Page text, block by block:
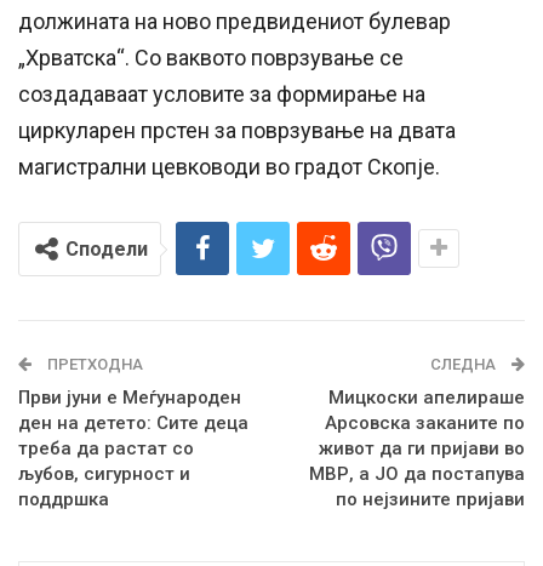
должината на ново предвидениот булевар
„Хрватска“. Со ваквото поврзување се
создадаваат условите за формирање на
циркуларен прстен за поврзување на двата
магистрални цевководи во градот Скопје.
Сподели
ПРЕТХОДНА
Први јуни е Меѓународен
ден на детето: Сите деца
треба да растат со
љубов, сигурност и
поддршка
СЛЕДНА
Мицкоски апелираше
Арсовска заканите по
живот да ги пријави во
МВР, а ЈО да постапува
по нејзините пријави